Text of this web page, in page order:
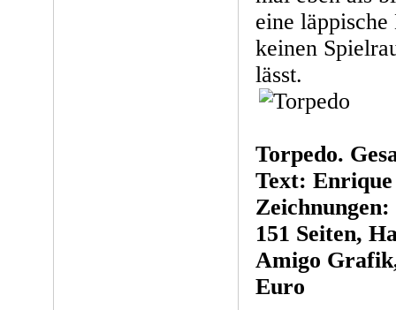
eine
keinen
lässt.
Torpedo.
Text:
151 Seiten,
Amigo
Euro